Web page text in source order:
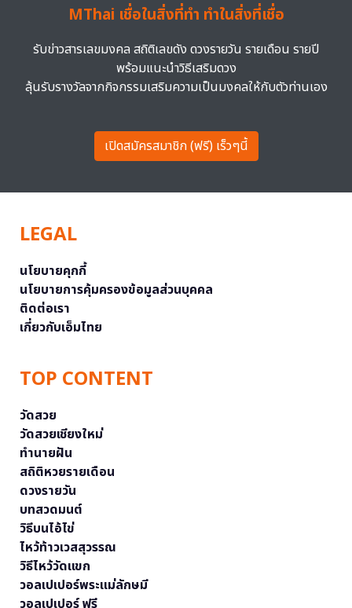
MThai เชื่อในสิ่งที่ทำ ทำในสิ่งที่เชื่อ
รับข่าวสารเลขมงคล สถิติเลขดัง ดวงรายวัน รายเดือน รายปี
พร้อมแนะนำวิธีเสริมดวง
ลุ้นรับรางวัลจากกิจกรรมเสริมความเป็นมงคลให้กับตัวท่านเอง
เปิดสมัครสมาชิก (ฟรี) เร็วๆนี้
LEGAL
นโยบายคุกกี้
นโยบายการคุ้มครองข้อมูลส่วนบุคคล
ติดต่อเรา
เกี่ยวกับเอ็มไทย
TOP CONTENT
วัดสวย
วัดสวยเชียงใหม่
ทำนายฝัน
สถิติหวยรายเดือน
ดวงรายวัน
บทสวดมนต์
วิธีบนไอ้ไข่
ไหว้ท้าวเวสสุวรรณ
วิธีไหว้วัดแขก
วอลเปเปอร์พระแม่ลักษมี
วอลเปเปอร์ ฟรี